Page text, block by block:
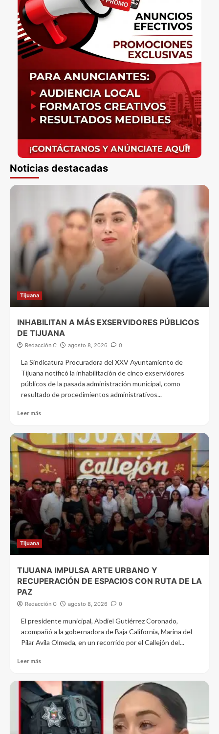
Noticias destacadas
Tijuana
INHABILITAN A MÁS EXSERVIDORES PÚBLICOS
DE TIJUANA
Redacción C agosto 8, 2026 0
La Sindicatura Procuradora del XXV Ayuntamiento de
Tijuana notificó la inhabilitación de cinco exservidores
públicos de la pasada administración municipal, como
resultado de procedimientos administrativos...
Leer más
Tijuana
TIJUANA IMPULSA ARTE URBANO Y
RECUPERACIÓN DE ESPACIOS CON RUTA DE LA
PAZ
Redacción C agosto 8, 2026 0
El presidente municipal, Abdiel Gutiérrez Coronado,
acompañó a la gobernadora de Baja California, Marina del
Pilar Avila Olmeda, en un recorrido por el Callejón del...
Leer más